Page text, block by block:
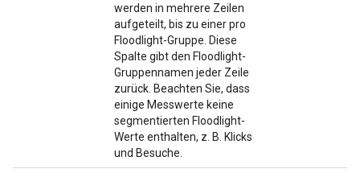
werden in mehrere Zeilen
aufgeteilt, bis zu einer pro
Floodlight-Gruppe. Diese
Spalte gibt den Floodlight-
Gruppennamen jeder Zeile
zurück. Beachten Sie, dass
einige Messwerte keine
segmentierten Floodlight-
Werte enthalten, z. B. Klicks
und Besuche.